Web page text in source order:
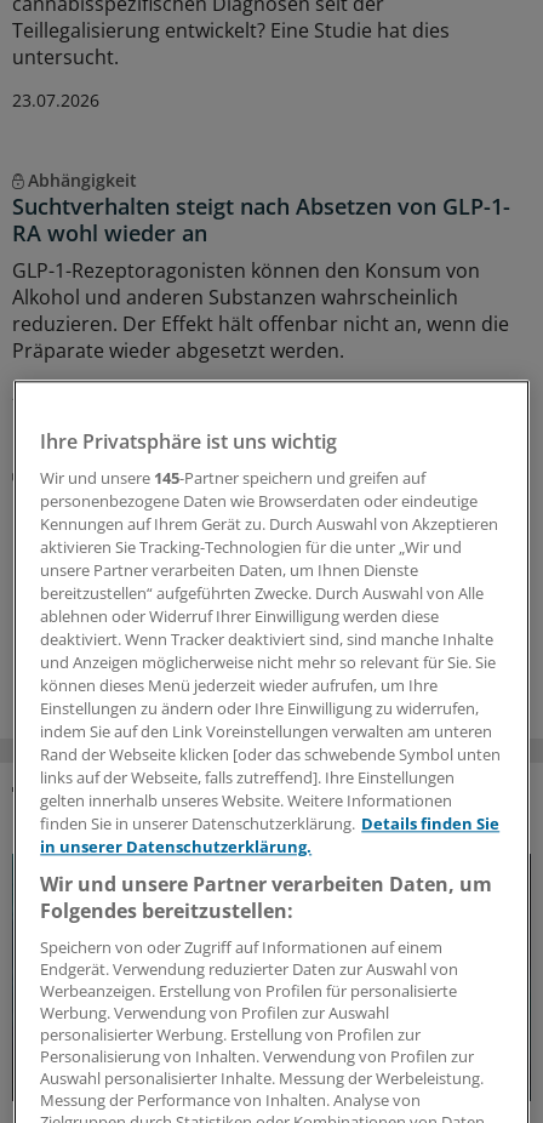
Teillegalisierung entwickelt? Eine Studie hat dies
untersucht.
23.07.2026
Abhängigkeit
Suchtverhalten steigt nach Absetzen von GLP-1-
RA wohl wieder an
GLP-1-Rezeptoragonisten können den Konsum von
Alkohol und anderen Substanzen wahrscheinlich
reduzieren. Der Effekt hält offenbar nicht an, wenn die
Präparate wieder abgesetzt werden.
Therapieorientierung
Bundesärztekammer aktualisiert Leitlinie zur
Drogenersatztherapie
Naloxon kann Leben retten. Auch im Rahmen einer
Drogenersatztherapie, insbesondere zu deren Beginn,
ist die Verordnung des Opioid-Antagonisten angezeigt.
17.07.2026
DAS KÖNNTE SIE AUCH INTERESSIEREN
Ihre Privatsphäre ist uns wichtig
Wir und unsere 145-Partner speichern und greifen auf
personenbezogene Daten wie Browserdaten oder eindeutige
Kennungen auf Ihrem Gerät zu. Durch Auswahl von Akzeptieren
aktivieren Sie Tracking-Technologien für die unter „Wir und
unsere Partner verarbeiten Daten, um Ihnen Dienste
bereitzustellen“ aufgeführten Zwecke. Durch Auswahl von Alle
ablehnen oder Widerruf Ihrer Einwilligung werden diese
deaktiviert. Wenn Tracker deaktiviert sind, sind manche Inhalte
und Anzeigen möglicherweise nicht mehr so relevant für Sie. Sie
können dieses Menü jederzeit wieder aufrufen, um Ihre
Einstellungen zu ändern oder Ihre Einwilligung zu widerrufen,
indem Sie auf den Link Voreinstellungen verwalten am unteren
Rand der Webseite klicken [oder das schwebende Symbol unten
links auf der Webseite, falls zutreffend]. Ihre Einstellungen
gelten innerhalb unseres Website. Weitere Informationen
finden Sie in unserer Datenschutzerklärung. Details finden Sie
in unserer Datenschutzerklärung.
Wir und unsere Partner verarbeiten Daten, um
Folgendes bereitzustellen:
Speichern von oder Zugriff auf Informationen auf einem
Endgerät. Verwendung reduzierter Daten zur Auswahl von
Werbeanzeigen. Erstellung von Profilen für personalisierte
Werbung. Verwendung von Profilen zur Auswahl
personalisierter Werbung. Erstellung von Profilen zur
Personalisierung von Inhalten. Verwendung von Profilen zur
Auswahl personalisierter Inhalte. Messung der Werbeleistung.
Messung der Performance von Inhalten. Analyse von